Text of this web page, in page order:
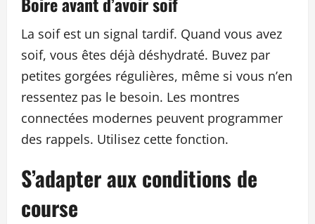
La soif est un signal tardif. Quand vous avez
soif, vous êtes déjà déshydraté. Buvez par
petites gorgées régulières, même si vous n’en
ressentez pas le besoin. Les montres
connectées modernes peuvent programmer
des rappels. Utilisez cette fonction.
S’adapter aux conditions de
course